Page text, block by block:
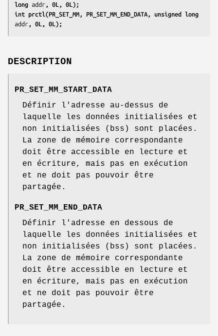
long addr , 0L, 0L);
addr , 0L, 0L);
DESCRIPTION
PR_SET_MM_START_DATA
Définir l'adresse au-dessus de
laquelle les données initialisées et
non initialisées (bss) sont placées.
La zone de mémoire correspondante
doit être accessible en lecture et
en écriture, mais pas en exécution
et ne doit pas pouvoir être
partagée.
PR_SET_MM_END_DATA
Définir l'adresse en dessous de
laquelle les données initialisées et
non initialisées (bss) sont placées.
La zone de mémoire correspondante
doit être accessible en lecture et
en écriture, mais pas en exécution
et ne doit pas pouvoir être
partagée.